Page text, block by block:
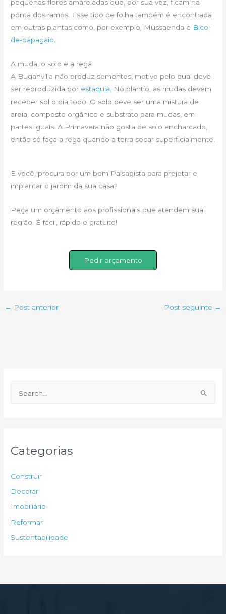
pequenas flores amareladas que, por sua vez, ficam na
ponta dos ramos. Esse tipo de folha também é encontrada
em outras plantas como, por exemplo, Mussaenda e Bico-
de-papagaio
A muda, o solo e a rega
A Buganvília não produz sementes, motivo pelo qual deve
ser reproduzida por estaquia . No plantio, as mudas devem
receber sol o dia todo. O solo deve ser uma mistura de
areia, composto orgânico e substrato para mudas, em
partes iguais. A Primavera não gosta de solo encharcado,
então só faça a rega quando a terra secar superficialmente.
E você, procura por um bom Paisagista para projetar e
implantar o jardim da sua casa?
Peça um orçamento aos profissionais que atendem sua
região. É fácil, rápido e gratuito!
Pedir orçamento
← Post anterior Post seguinte →
e
p
o
r
Categorias
Construir
Decorar
Imobiliário
Reformar
Sustentabilidade